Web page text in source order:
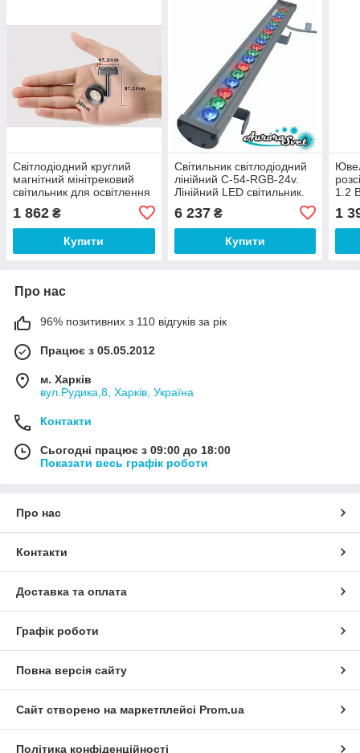
Світлодіодний круглий
магнітний мінітрековий
світильник для освітлення
ювелірних вітрин 3 вт 24v
1 862 ₴
Купити
Світильник світлодіодний
лінійний C-54-RGB-24v.
Лінійний LED світильник.
світильник.
6 237₴
Купити
1.2
1
Про нас
96% позитивних з 110 відгуків за рік
Працює з 05.05.2012
м. Харків
вул.Рудика,8, Харків, Україна
Контакти
Сьогодні працює з 09:00 до 18:00
Показати весь графік роботи
Про нас
Контакти
Доставка та оплата
Графік роботи
Повна версія сайту
Сайт створено на маркетплейсі Prom.ua
Політика конфіденційності